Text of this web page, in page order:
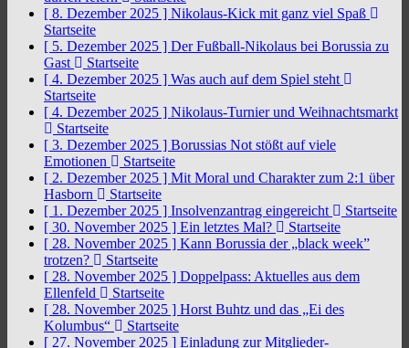
[ 8. Dezember 2025 ] Nikolaus-Kick mit ganz viel Spaß
Startseite
[ 5. Dezember 2025 ] Der Fußball-Nikolaus bei Borussia zu
Gast
Startseite
[ 4. Dezember 2025 ] Was auch auf dem Spiel steht
Startseite
[ 4. Dezember 2025 ] Nikolaus-Turnier und Weihnachtsmarkt
Startseite
[ 3. Dezember 2025 ] Borussias Not stößt auf viele
Emotionen
Startseite
[ 2. Dezember 2025 ] Mit Moral und Charakter zum 2:1 über
Hasborn
Startseite
[ 1. Dezember 2025 ] Insolvenzantrag eingereicht
Startseite
[ 30. November 2025 ] Ein letztes Mal?
Startseite
[ 28. November 2025 ] Kann Borussia der „black week”
trotzen?
Startseite
[ 28. November 2025 ] Doppelpass: Aktuelles aus dem
Ellenfeld
Startseite
[ 28. November 2025 ] Horst Buhtz und das „Ei des
Kolumbus“
Startseite
[ 27. November 2025 ] Einladung zur Mitglieder-